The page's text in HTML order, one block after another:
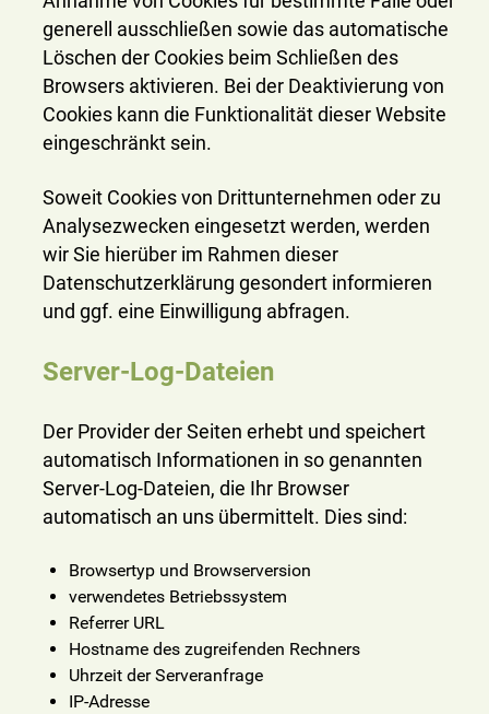
generell ausschließen sowie das automatische
Löschen der Cookies beim Schließen des
Browsers aktivieren. Bei der Deaktivierung von
Cookies kann die Funktionalität dieser Website
eingeschränkt sein.
Soweit Cookies von Drittunternehmen oder zu
Analysezwecken eingesetzt werden, werden
wir Sie hierüber im Rahmen dieser
Datenschutzerklärung gesondert informieren
und ggf. eine Einwilligung abfragen.
Server-Log-Dateien
Der Provider der Seiten erhebt und speichert
automatisch Informationen in so genannten
Server-Log-Dateien, die Ihr Browser
automatisch an uns übermittelt. Dies sind:
Browsertyp und Browserversion
verwendetes Betriebssystem
Referrer URL
Hostname des zugreifenden Rechners
Uhrzeit der Serveranfrage
IP-Adresse